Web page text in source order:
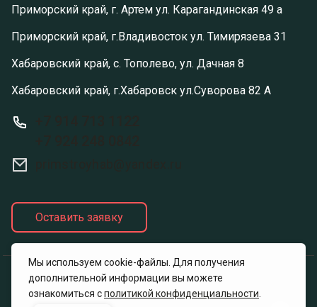
Приморский край, г. Артем ул. Карагандинская 49 а
Приморский край, г.Владивосток ул. Тимирязева 31
Хабаровский край, с. Тополево, ул. Дачная 8
Хабаровский край, г.Хабаровск ул.Суворова 82 А
Оставить заявку
Политика конфиденциальности
Мы используем cookie-файлы. Для получения
дополнительной информации вы можете
ознакомиться сполитикой конфиденциальности